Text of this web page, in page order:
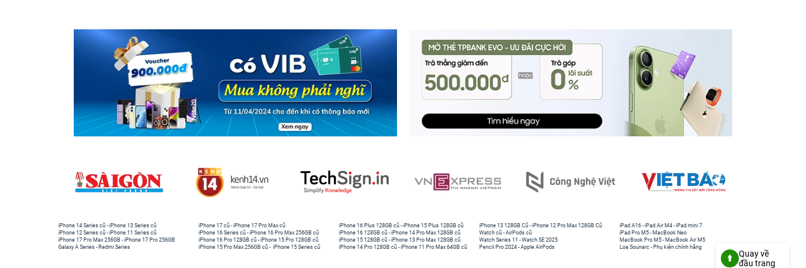
iPhone 14 Series cũ -iPhone 13 Series cũ
iPhone 12 Series cũ -iPhone 11 Series cũ
iPhone 17 Pro Max 256GB -iPhone 17 Pro 256GB
Galaxy A Series - Redmi Series
iPhone 17 cũ -iPhone 17 Pro Max cũ
iPhone 16 Series cũ - iPhone 16 Pro Max 256GB cũ
iPhone 16 Pro 128GB cũ -iPhone 15 Pro 128GB cũ
iPhone 15 Pro Max 256GB cũ - iPhone 15 Series cũ
iPhone 16 Plus 128GB cũ -iPhone 15 Plus 128GB cũ
iPhone 16 128GB cũ -iPhone 14 Pro Max 128GB cũ
iPhone 15 128GB cũ -iPhone 13 Pro Max 128GB cũ
iPhone 14 Pro 128GB cũ -iPhone 11 Pro Max 64GB cũ
iPhone 13 128GB Cũ -iPhone 12 Pro Max 128GB Cũ
Watch cũ -AirPods cũ
Watch Series 11 -Watch SE 2025
Pencil Pro 2024 -Apple AirPods
iPad A16 -iPad Air M4 -iPad mini 7
iPad Pro M5 - MacBook Neo
MacBook Pro M5 - MacBook Air M5
Loa Sounarc - Phụ kiện chính hãng
Quay về
đầu trang